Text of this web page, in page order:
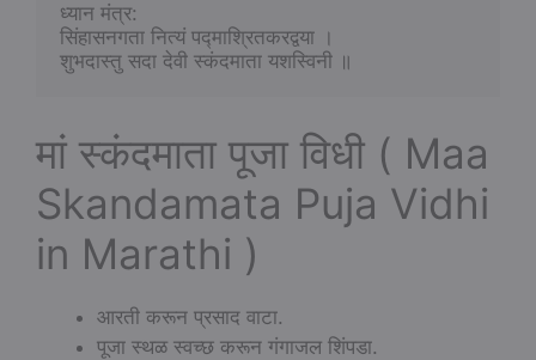
ध्यान मंत्र:
सिंहासनगता नित्यं पद्माश्रितकरद्वया ।
शुभदास्तु सदा देवी स्कंदमाता यशस्विनी ॥
मां स्कंदमाता पूजा विधी ( Maa
Skandamata Puja Vidhi
in Marathi )
आरती करून प्रसाद वाटा.
पूजा स्थळ स्वच्छ करून गंगाजल शिंपडा.